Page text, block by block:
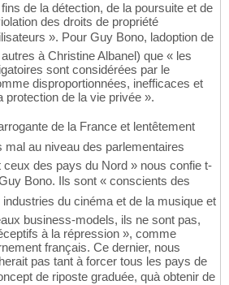
de la détection, de la poursuite et de
des droits de propriété
». Pour Guy Bono, ladoption de
à Christine Albanel) que « les
sont considérées par le
disproportionnées, inefficaces et
protection de la vie privée ».
de la France et lentêtement
mal au niveau des parlementaires
des pays du Nord » nous confie t-
Bono. Ils sont « conscients des
industries du cinéma et de la musique et
business-models, ils ne sont pas,
à la répression », comme
français. Ce dernier, nous
pas tant à forcer tous les pays de
de riposte graduée, quà obtenir de